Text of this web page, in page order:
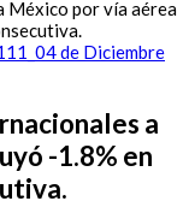
de Diciembre
a
-1.8% en